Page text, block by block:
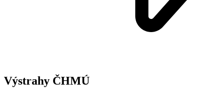
Výstrahy ČHMÚ